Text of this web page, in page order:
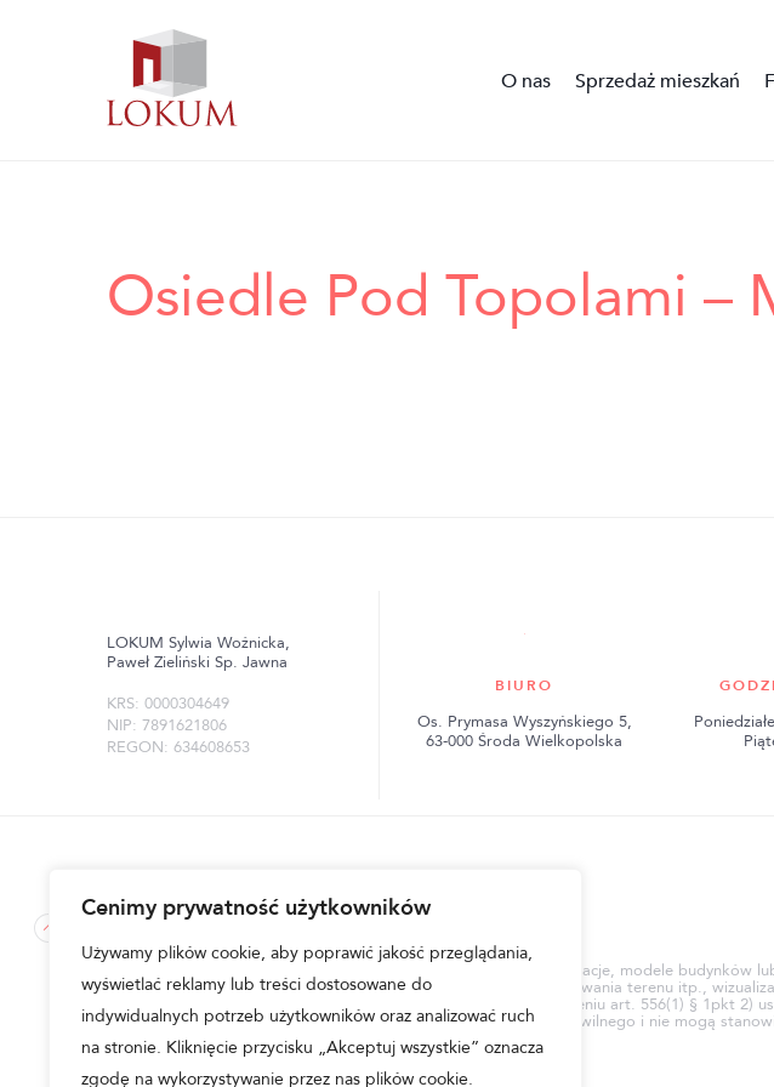
Cenimy prywatność użytkowników
Używamy plików cookie, aby poprawić jakość przeglądania,
wyświetlać reklamy lub treści dostosowane do
indywidualnych potrzeb użytkowników oraz analizować ruch
na stronie. Kliknięcie przycisku „Akceptuj wszystkie” oznacza
zgodę na wykorzystywanie przez nas plików cookie.
O nas Sprzedaż mieszkań
Osiedle Pod Topolami –
LOKUM Sylwia Woźnicka,
Paweł Zieliński Sp. Jawna
KRS: 0000304649
NIP: 7891621806
REGON: 634608653
BIURO
Os. Prymasa Wyszyńskiego 5,
63-000 Środa Wielkopolska
Przedstawione na niniejszej stronie internetowej wizualizacje, animacje, modele
ogólny, przewidywany sposób wykonania inwestycji, zagospodarowania terenu itp.,
otoczeniem i tym samym nie stanowią próbki lub wzoru w rozumieniu art. 556(1) § 1pkt 2)
graficzne nie stanowią oferty handlowej w rozumieniu Kodeksu Cywilnego i nie mogą
Zieliński Sp. Jawna.